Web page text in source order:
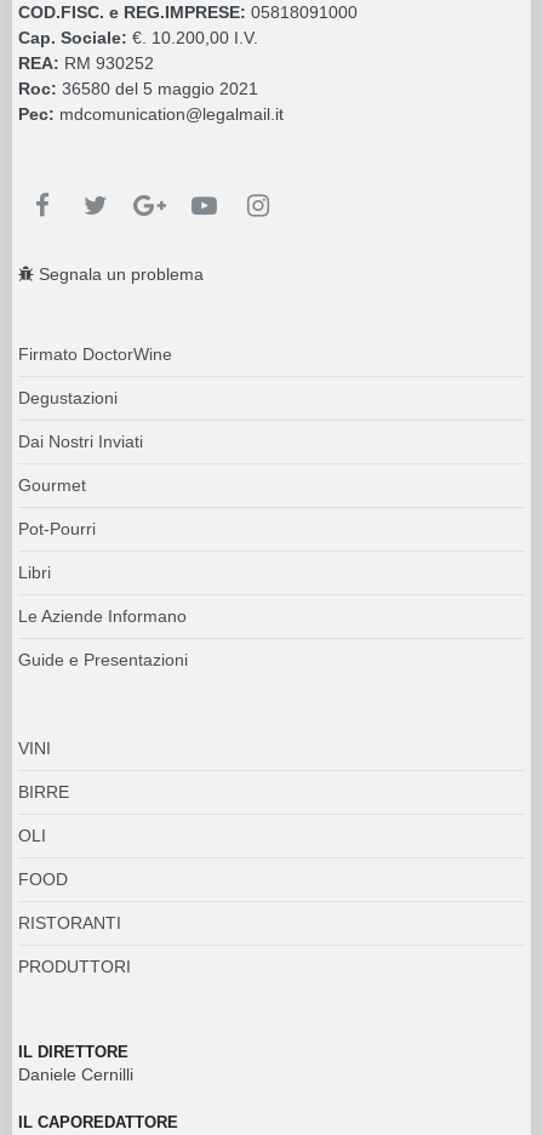
COD.FISC. e REG.IMPRESE: 05818091000
Cap. Sociale: €. 10.200,00 I.V.
REA: RM 930252
Roc: 36580 del 5 maggio 2021
Pec: mdcomunication@legalmail.it
Segnala un problema
Firmato DoctorWine
Degustazioni
Dai Nostri Inviati
Gourmet
Pot-Pourri
Libri
Le Aziende Informano
Guide e Presentazioni
VINI
BIRRE
OLI
FOOD
RISTORANTI
PRODUTTORI
IL DIRETTORE
Daniele Cernilli
IL CAPOREDATTORE